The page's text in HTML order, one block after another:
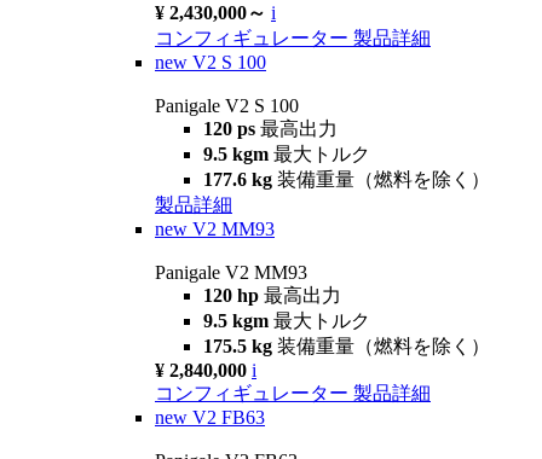
¥ 2,430,000～ i
コンフィギュレーター 製品詳細
new V2 S 100
Panigale V2 S 100
120 ps 最高出力
9.5 kgm 最大トルク
177.6 kg 装備重量（燃料を除く）
製品詳細
new V2 MM93
Panigale V2 MM93
120 hp 最高出力
9.5 kgm 最大トルク
175.5 kg 装備重量（燃料を除く）
¥ 2,840,000 i
コンフィギュレーター 製品詳細
new V2 FB63